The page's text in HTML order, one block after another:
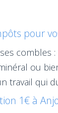
pour
combles
ou
travail qui
1€ à